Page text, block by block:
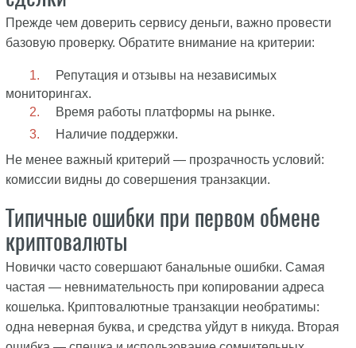
Прежде чем доверить сервису деньги, важно провести
базовую проверку. Обратите внимание на критерии:
Репутация и отзывы на независимых
мониторингах.
Время работы платформы на рынке.
Наличие поддержки.
Не менее важный критерий — прозрачность условий:
комиссии видны до совершения транзакции.
Типичные ошибки при первом обмене
криптовалюты
Новички часто совершают банальные ошибки. Самая
частая — невнимательность при копировании адреса
кошелька. Криптовалютные транзакции необратимы:
одна неверная буква, и средства уйдут в никуда. Вторая